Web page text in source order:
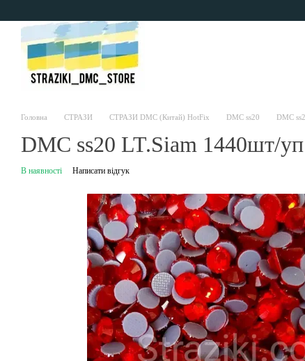
Головна СТРАЗИ СТРАЗИ DMC (Китай) HotFix DMC ss20 DMC
DMC ss20 LT.Siam 1440шт/уп
В наявності Написати відгук